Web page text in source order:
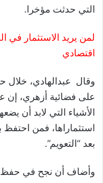
التي حدثت مؤخرا.
لمن يريد الاستثمار في
اقتصادي
وقال عبدالهادي، خلال
على فضائية أزهري، إن
الأشياء التي لابد أن
استثماراها، فمن
بعد “التعويم”.
وأضاف أن نجح في حفظ